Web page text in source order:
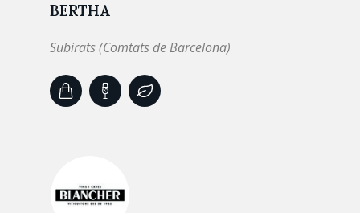
BERTHA
Subirats (Comtats de Barcelona)